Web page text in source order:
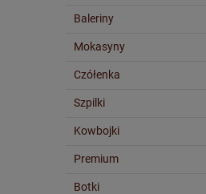
Baleriny
Mokasyny
Czółenka
Szpilki
Kowbojki
Premium
Botki